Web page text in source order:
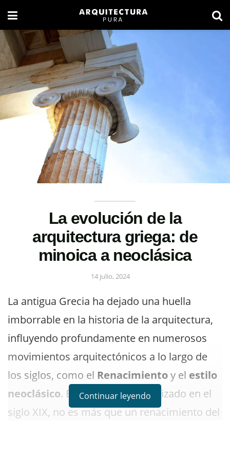
La evolución de la
arquitectura griega: de
minoica a neoclásica
14 julio, 2024
La antigua Grecia ha dejado una huella
imborrable en la historia de la arquitectura,
influyendo profundamente en numerosos
movimientos arquitectónicos a lo largo de
los siglos, como el Renacimientoy el estilo
neoclásico. Este último, popularizado en el
siglo XIX, no es más que un renacimiento del
Continuar leyendo